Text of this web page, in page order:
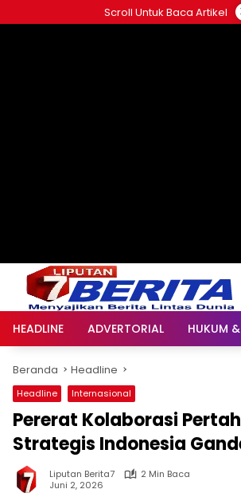
ke
Scroll Untuk Baca Artikel
HEADLINE ADVERTORIAL HUKUM
Beranda Headline
Headline Internasional
Pererat Kolaborasi
Strategis Indonesia
Liputan Berita7
2 Min Baca
Juni 2, 2026